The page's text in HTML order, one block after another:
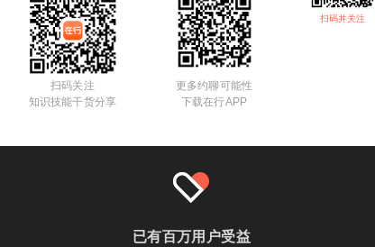
扫码并关注
扫码关注
知识技能干货分享
更多约聊可能性
下载在行APP
已有百万用户受益